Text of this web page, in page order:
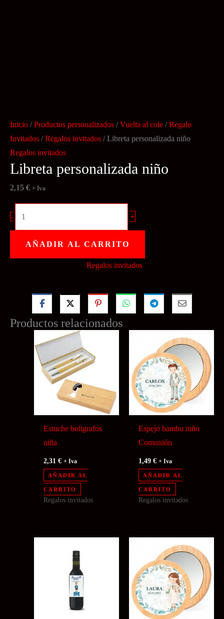
Inicio /Productos personalizados /Vuelta al cole /Regalo
Invitados /Regalos invitados / Libreta personalizada niño
Regalos invitados
Libreta personalizada niño
2,15 € + Iva
- +
AÑADIR AL CARRITO
Regalos invitados
Productos relacionados
Estuche boligrafos
niña
2,31€ + Iva
AÑADIR AL
CARRITO
Regalos invitados
Espejo bambu niño
Comunión
1,49€ + Iva
AÑADIR AL
CARRITO
Regalos invitados